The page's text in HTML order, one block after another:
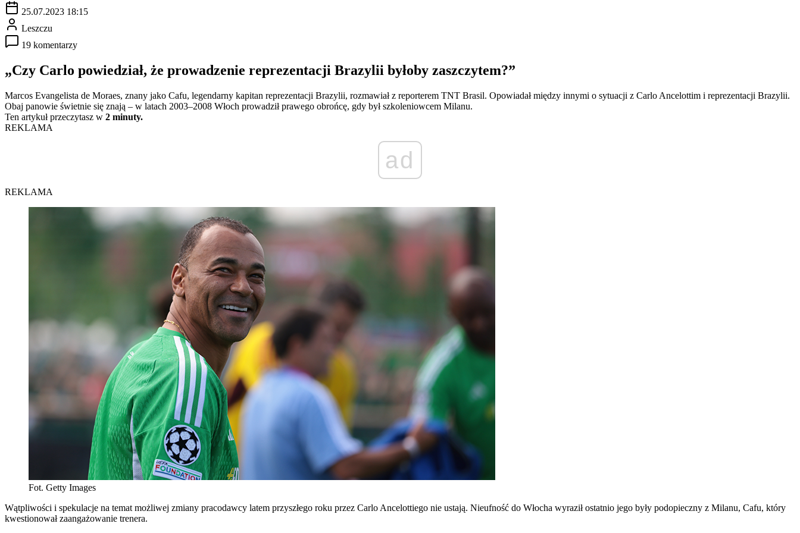
25.07.2023 18:15
Leszczu
19 komentarzy
„Czy Carlo powiedział, że prowadzenie reprezentacji Brazylii byłoby zaszczytem?”
Marcos Evangelista de Moraes, znany jako Cafu, legendarny kapitan reprezentacji Brazylii, rozmawiał z reporterem TNT Brasil. Opowiadał między innymi o sytuacji z Carlo Ancelottim i reprezentacji Brazylii.
Obaj panowie świetnie się znają – w latach 2003–2008 Włoch prowadził prawego obrońcę, gdy był szkoleniowcem Milanu.
Ten artykuł przeczytasz w 2 minuty.
REKLAMA
ad
REKLAMA
Fot. Getty Images
Wątpliwości i spekulacje na temat możliwej zmiany pracodawcy latem przyszłego roku przez Carlo Ancelottiego nie ustają. Nieufność do Włocha wyraził ostatnio jego były podopieczny z Milanu, Cafu, który
kwestionował zaangażowanie trenera.